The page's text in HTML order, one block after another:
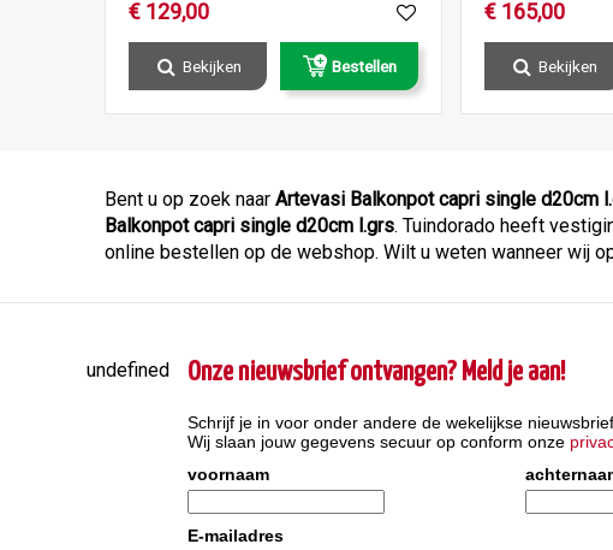
€ 129,00
Bekijken Bestellen
€ 165,00
Bekijken
Bent u op zoek naar Artevasi Balkonpot capri single d20cm
Balkonpot capri single d20cm l.grs. Tuindorado heeft
online bestellen op de webshop. Wilt u weten wanneer wij
undefined Onze nieuwsbrief ontvangen? Meld je aan!
Schrijf je in voor onder andere de wekelijkse
Wij slaan jouw gegevens secuur op conform onze
voornaam
E-mailadres